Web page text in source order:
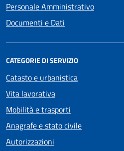
Personale Amministrativo
Documenti e Dati
CATEGORIE DI SERVIZIO
Catasto e urbanistica
Vita lavorativa
Mobilità e trasporti
Anagrafe e stato civile
Autorizzazioni